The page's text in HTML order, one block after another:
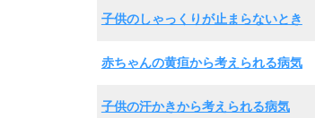
子供のしゃっくりが止まらないとき
赤ちゃんの黄疸から考えられる病気
子供の汗かきから考えられる病気